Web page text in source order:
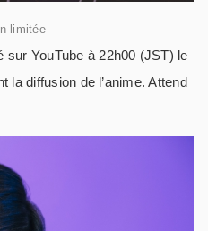
limitée
sur YouTube à 22h00 (JST) le
la diffusion de l’anime. Attend